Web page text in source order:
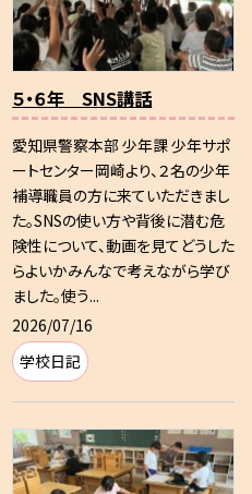
５・６年 SNS講話
愛知県警察本部 少年課 少年サポ
ートセンター岡崎より、２名の少年
補導職員の方に来ていただきまし
た。SNSの使い方や背後に潜む危
険性について、動画を見てどうした
らよいかみんなで考えながら学び
ました。使う...
2026/07/16
学校日記